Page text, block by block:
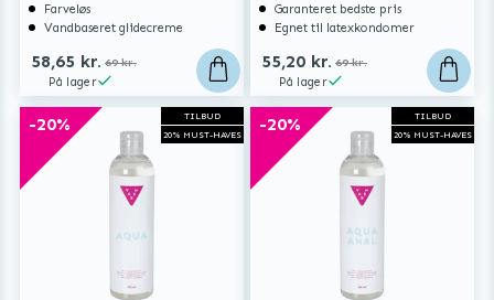
Farveløs
Vandbaseret glidecreme
58,65 kr. 69 kr.
På lager
Garanteret bedste pris
Egnet til latexkondomer
55,20 kr. 69 kr.
På lager
TILBUD
20% MUST-HAVES
-20%
TILBUD
20% MUST-HAVES
-20%